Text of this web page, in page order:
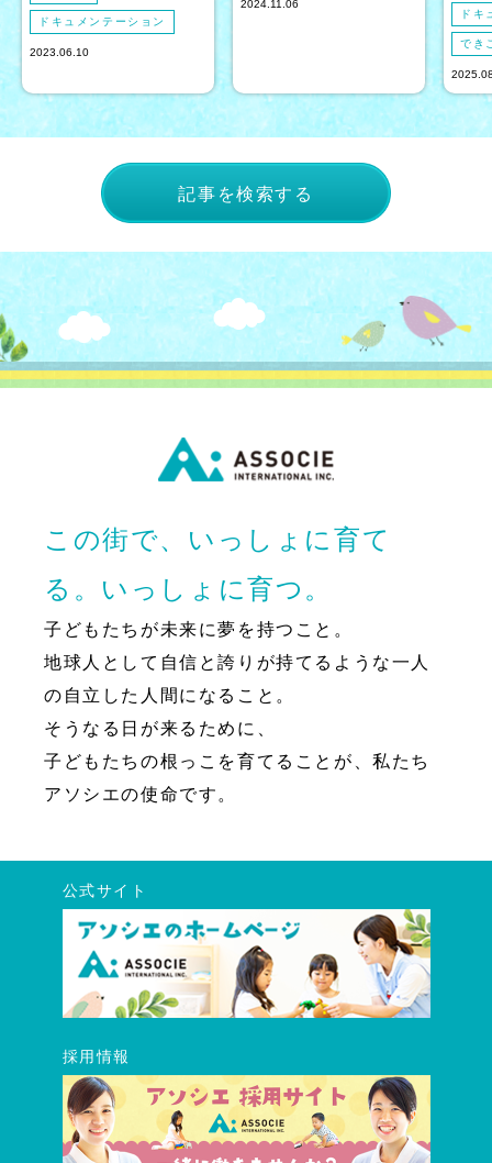
ドキュメンテーション
2023.06.10
2024.11.06
ドキ
でき
記事を検索する
この街で、いっしょに育て
る。いっしょに育つ。
子どもたちが未来に夢を持つこと。
地球人として自信と誇りが持てるような一人
の自立した人間になること。
そうなる日が来るために、
子どもたちの根っこを育てることが、私たち
アソシエの使命です。
公式サイト
採用情報